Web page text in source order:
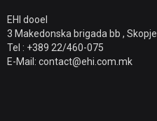
EHI dooel
3 Makedonska brigada bb , Skopje
Tel : +389 22/460-075
E-Mail: contact@ehi.com.mk